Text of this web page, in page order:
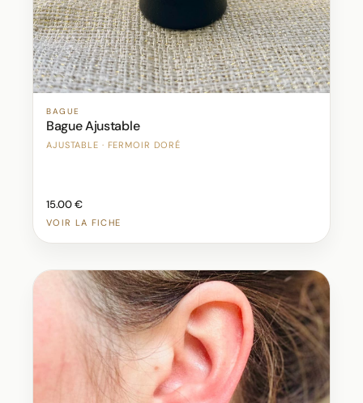
BAGUE
Bague Ajustable
AJUSTABLE · FERMOIR DORÉ
15.00 €
VOIR LA FICHE